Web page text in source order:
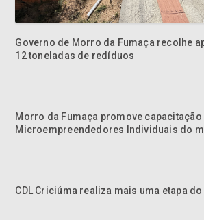
Governo de Morro da Fumaça recolhe
12 toneladas de redíduos
Morro da Fumaça promove capacitação
Microempreendedores Individuais do
CDL Criciúma realiza mais uma etapa do